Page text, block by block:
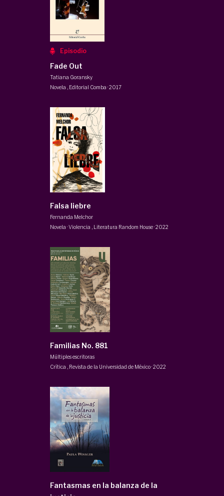
Episodio
Fade Out
Tatiana Goransky
Novela
Editorial Comba ·2017
Falsa liebre
Fernanda Melchor
Novela · Violencia
Literatura Random House·2022
Familias No. 881
Múltiples escritoras
Crítica
Revista de la Universidad de México·2022
Fantasmas en la balanza de la